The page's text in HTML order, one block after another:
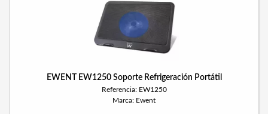
EWENT EW1250 Soporte Refrigeración Portátil
Referencia: EW1250
Marca: Ewent